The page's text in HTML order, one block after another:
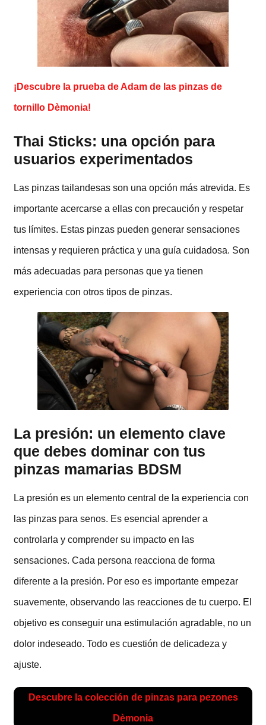
¡Descubre la prueba de Adam de las pinzas de
tornillo Dèmonia!
Thai Sticks: una opción para
usuarios experimentados
Las pinzas tailandesas son una opción más atrevida. Es
importante acercarse a ellas con precaución y respetar
tus límites. Estas pinzas pueden generar sensaciones
intensas y requieren práctica y una guía cuidadosa. Son
más adecuadas para personas que ya tienen
experiencia con otros tipos de pinzas.
La presión: un elemento clave
que debes dominar con tus
pinzas mamarias BDSM
La presión es un elemento central de la experiencia con
las pinzas para senos. Es esencial aprender a
controlarla y comprender su impacto en las
sensaciones. Cada persona reacciona de forma
diferente a la presión. Por eso es importante empezar
suavemente, observando las reacciones de tu cuerpo. El
objetivo es conseguir una estimulación agradable, no un
dolor indeseado. Todo es cuestión de delicadeza y
ajuste.
Descubre la colección de pinzas para pezones
Dèmonia